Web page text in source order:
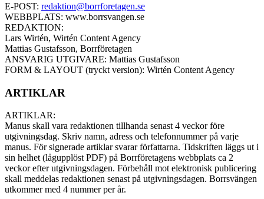
E-POST: redaktion@borrforetagen.se
WEBBPLATS: www.borrsvangen.se
REDAKTION:
Lars Wirtén, Wirtén Content Agency
Mattias Gustafsson, Borrföretagen
ANSVARIG UTGIVARE: Mattias Gustafsson
FORM & LAYOUT (tryckt version): Wirtén Content Agency
ARTIKLAR
ARTIKLAR:
Manus skall vara redaktionen tillhanda senast 4 veckor före
utgivningsdag. Skriv namn, adress och telefonnummer på varje
manus. För signerade artiklar svarar författarna. Tidskriften läggs ut i
sin helhet (lågupplöst PDF) på Borrföretagens webbplats ca 2
veckor efter utgivningsdagen. Förbehåll mot elektronisk publicering
skall meddelas redaktionen senast på utgivningsdagen. Borrsvängen
utkommer med 4 nummer per år.